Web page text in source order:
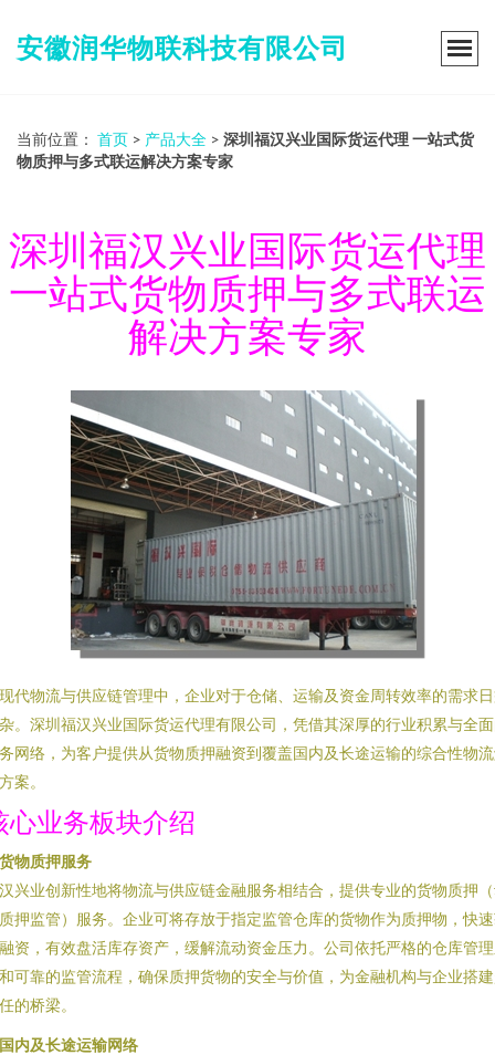
安徽润华物联科技有限公司
当前位置： 首页 > 产品大全 > 深圳福汉兴业国际货运代理 一站式货
物质押与多式联运解决方案专家
深圳福汉兴业国际货运代理
一站式货物质押与多式联运
解决方案专家
代物流与供应链管理中，企业对于仓储、运输及资金周转效率的需求
。深圳福汉兴业国际货运代理有限公司，凭借其深厚的行业积累与全
网络，为客户提供从货物质押融资到覆盖国内及长途运输的综合性物
案。
心业务板块介绍
物质押服务
兴业创新性地将物流与供应链金融服务相结合，提供专业的货物质押
押监管）服务。企业可将存放于指定监管仓库的货物作为质押物，快
资，有效盘活库存资产，缓解流动资金压力。公司依托严格的仓库管
可靠的监管流程，确保质押货物的安全与价值，为金融机构与企业搭
的桥梁。
内及长途运输网络